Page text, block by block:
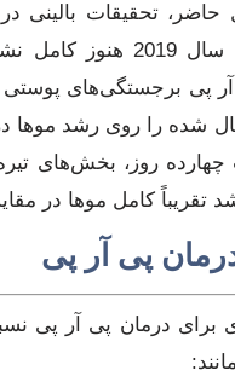
حاضر، تحقیقات بالینی
بررسی‌ها تا سال
پی برجستگی‌های پوستی
شده را روی رشد موها
روز، بخش‌های
تقریباً کامل موها در
پی آر پی
برای درمان پی آر پی